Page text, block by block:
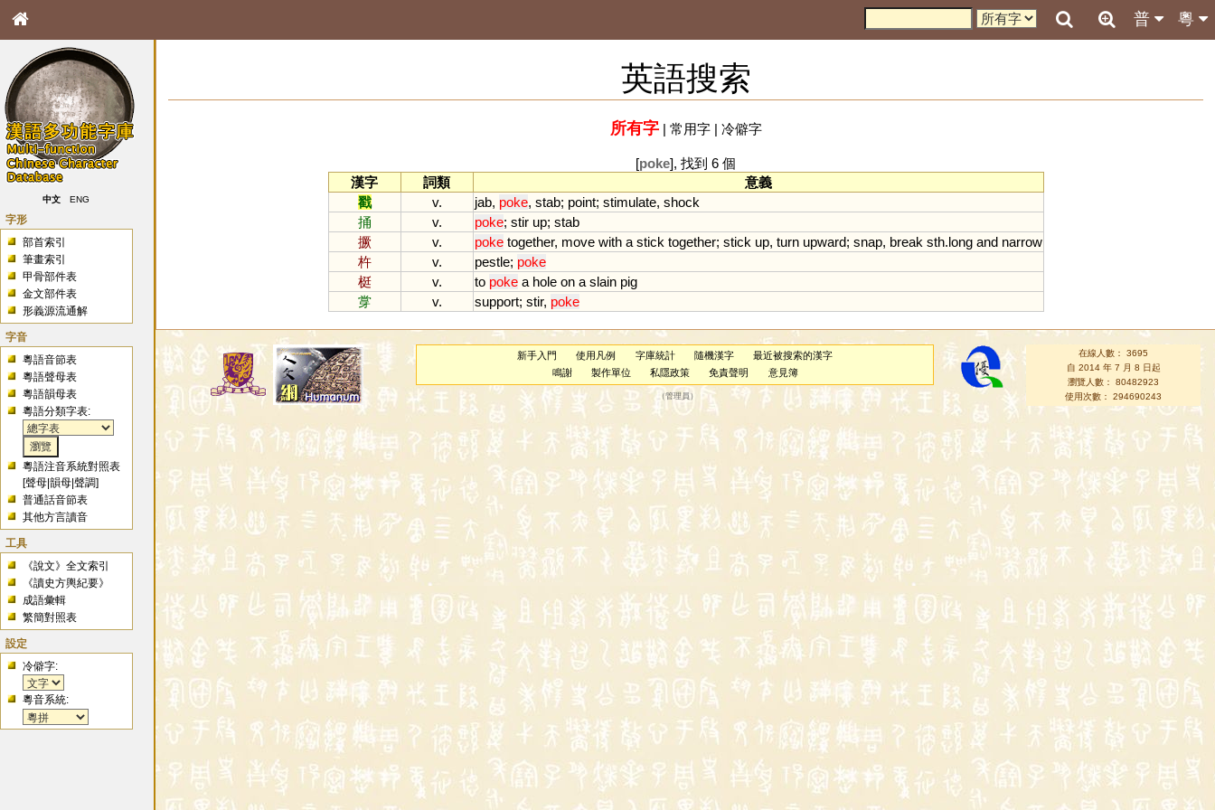
粵
普
中文 ENG
字形
部首索引
筆畫索引
甲骨部件表
金文部件表
形義源流通解
字音
粵語音節表
粵語聲母表
粵語韻母表
粵語分類字表:
粵語注音系統對照表
[聲母 |韻母 |聲調]
普通話音節表
其他方言讀音
工具
《說文》全文索引
《讀史方輿紀要》
成語彙輯
繁簡對照表
設定
冷僻字:
粵音系統:
英語搜索
所有字| 常用字| 冷僻字
[poke], 找到 6 個
漢字
詞類
意義
戳
v. jab, poke, stab; point; stimulate, shock
捅
v. poke; stir up; stab
撅
v. poke together, move with a stick together; stick up, turn upward; snap, break sth.long and narrow
杵
v. pestle; poke
梃
v. to poke a hole on a slain pig
牚
v. support; stir, poke
新手入門 使用凡例 字庫統計 隨機漢字
最近被搜索的漢字
鳴謝
製作單位 私隱政策 免責聲明 意見簿
（管理員 ）
在線人數： 3695
自 2014 年 7 月 8 日起
瀏覽人數： 80482923
使用次數： 294690243